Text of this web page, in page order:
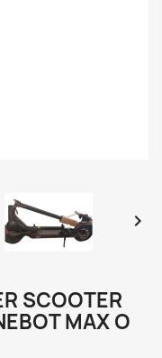

SCOOTER
MAX O